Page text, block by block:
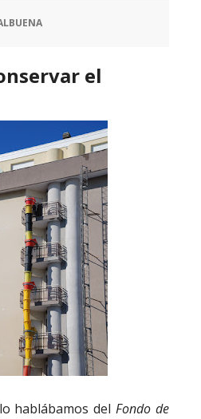
el
hablábamos delFondo de